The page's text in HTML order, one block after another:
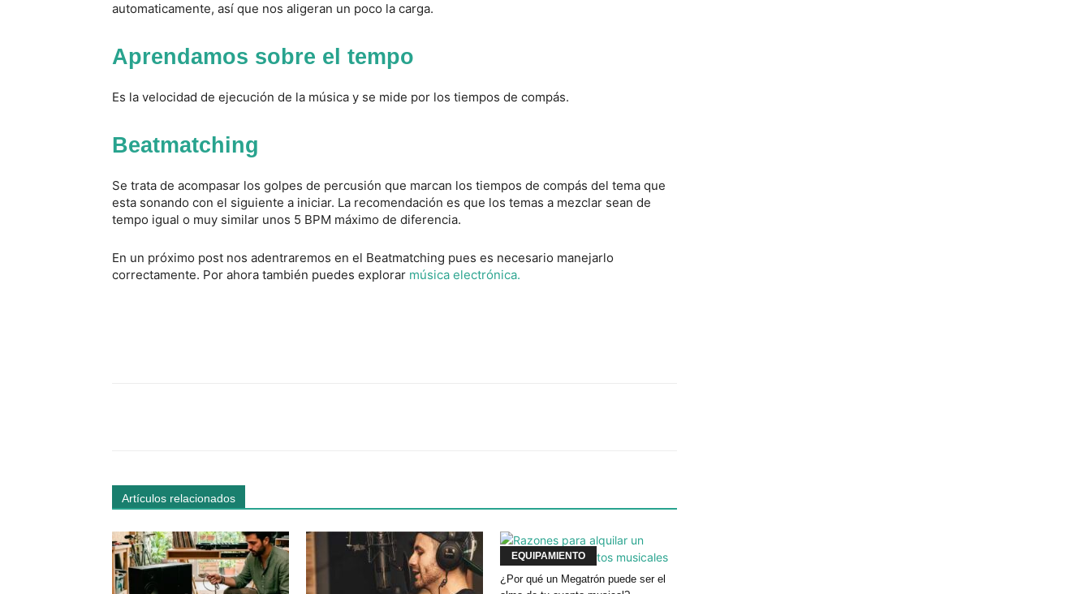
automaticamente, así que nos aligeran un poco la carga.
Aprendamos sobre el tempo
Es la velocidad de ejecución de la música y se mide por los tiempos de compás.
Beatmatching
Se trata de acompasar los golpes de percusión que marcan los tiempos de compás del tema que
esta sonando con el siguiente a iniciar. La recomendación es que los temas a mezclar sean de
tempo igual o muy similar unos 5 BPM máximo de diferencia.
En un próximo post nos adentraremos en el Beatmatching pues es necesario manejarlo
correctamente. Por ahora también puedes explorar música electrónica.
Artículos relacionados
EQUIPAMIENTO
¿Por qué un Megatrón puede ser el